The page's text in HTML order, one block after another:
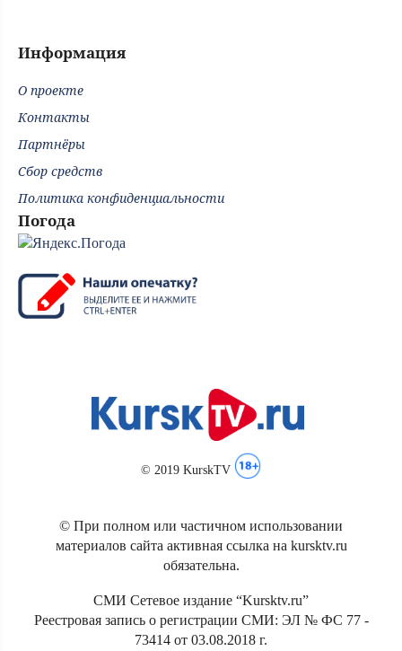
Информация
О проекте
Контакты
Партнёры
Сбор средств
Политика конфиденциальности
Погода
© 2019 KurskTV
© При полном или частичном использовании
материалов сайта активная ссылка на kursktv.ru
обязательна.
СМИ Сетевое издание “Kursktv.ru”
Реестровая запись о регистрации СМИ: ЭЛ № ФС 77 -
73414 от 03.08.2018 г.